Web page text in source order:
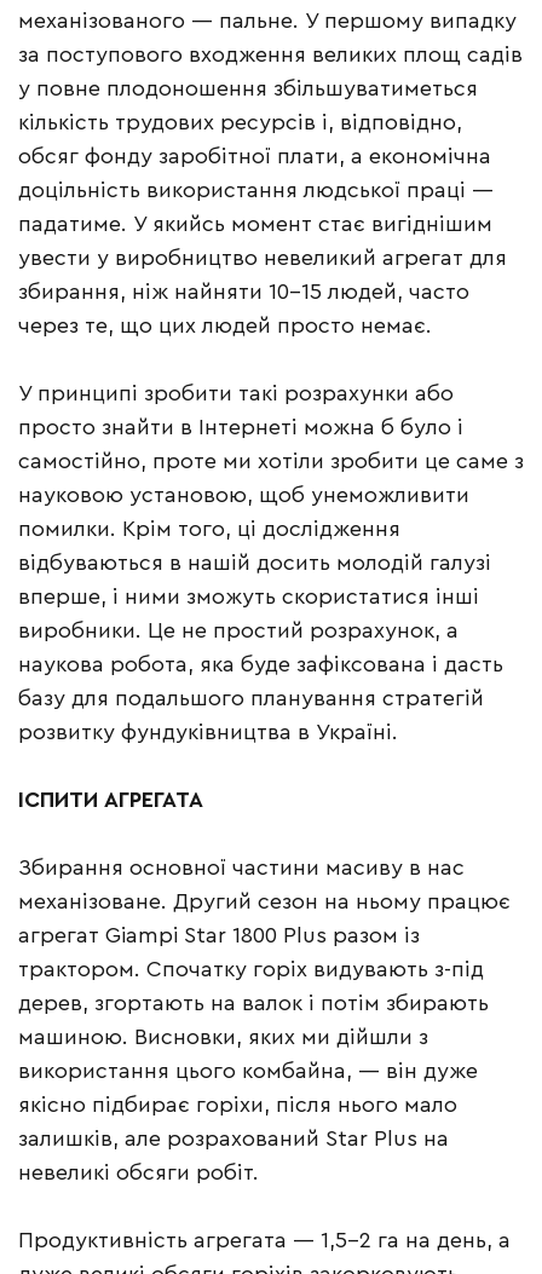
механізованого — пальне. У першому випадку
за поступового входження великих площ садів
у повне плодоношення збільшуватиметься
кількість трудових ресурсів і, відповідно,
обсяг фонду заробітної плати, а економічна
доцільність використання людської праці —
падатиме. У якийсь момент стає вигіднішим
увести у виробництво невеликий агрегат для
збирання, ніж найняти 10–15 людей, часто
через те, що цих людей просто немає.
У принципі зробити такі розрахунки або
просто знайти в Інтернеті можна б було і
самостійно, проте ми хотіли зробити це саме з
науковою установою, щоб унеможливити
помилки. Крім того, ці дослідження
відбуваються в нашій досить молодій галузі
вперше, і ними зможуть скористатися інші
виробники. Це не простий розрахунок, а
наукова робота, яка буде зафіксована і дасть
базу для подальшого планування стратегій
розвитку фундуківництва в Україні.
ІСПИТИ АГРЕГАТА
Збирання основної частини масиву в нас
механізоване. Другий сезон на ньому працює
агрегат Giampi Star 1800 Plus разом із
трактором. Спочатку горіх видувають з-під
дерев, згортають на валок і потім збирають
машиною. Висновки, яких ми дійшли з
використання цього комбайна, — він дуже
якісно підбирає горіхи, після нього мало
залишків, але розрахований Star Plus на
невеликі обсяги робіт.
Продуктивність агрегата — 1,5–2 га на день, а